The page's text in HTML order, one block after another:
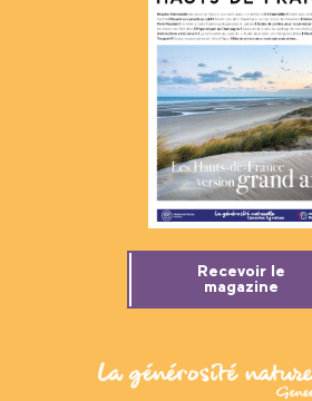
Recevoir le
magazine